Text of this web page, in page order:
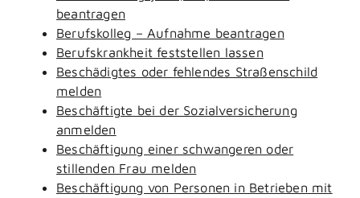
beantragen
Berufskolleg – Aufnahme beantragen
Berufskrankheit feststellen lassen
Beschädigtes oder fehlendes Straßenschild
melden
Beschäftigte bei der Sozialversicherung
anmelden
Beschäftigung einer schwangeren oder
stillenden Frau melden
Beschäftigung von Personen in Betrieben mit